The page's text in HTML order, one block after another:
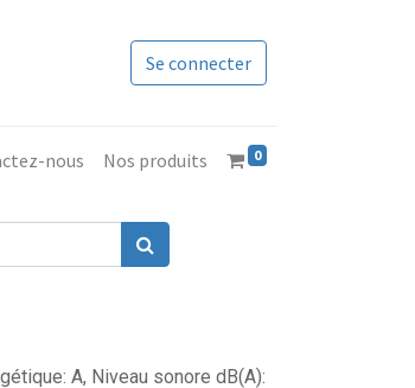
Se connecter
nous Nos produits 0
A, Niveau sonore dB(A):